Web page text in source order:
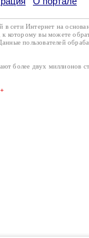
в сети Интернет на
которому вы можете
пользователей
более двух миллионов